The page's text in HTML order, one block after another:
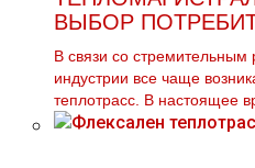
ВЫБОР
В связи со стремительным
индустрии все чаще
теплотрасс. В настоящее